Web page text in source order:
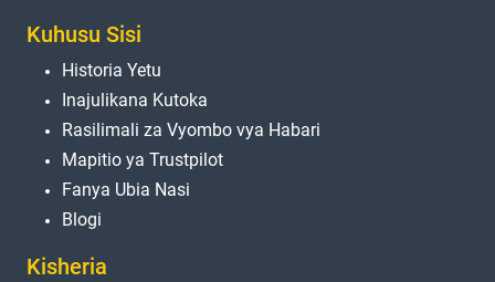
Kuhusu Sisi
Historia Yetu
Inajulikana Kutoka
Rasilimali za Vyombo vya Habari
Mapitio ya Trustpilot
Fanya Ubia Nasi
Blogi
Kisheria